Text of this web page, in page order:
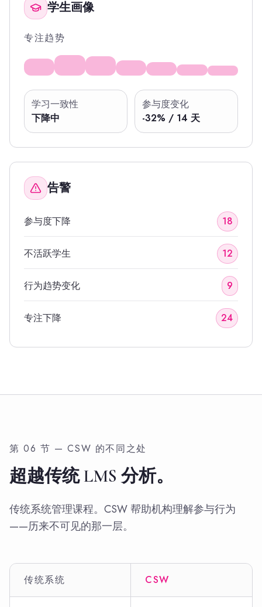
学生画像
专注趋势
学习一致性
下降中
参与度变化
-32% / 14 天
告警
参与度下降 18
不活跃学生 12
行为趋势变化 9
专注下降 24
第 06 节 — CSW 的不同之处
超越传统 LMS 分析。
传统系统管理课程。CSW 帮助机构理解参与行为
——历来不可见的那一层。
传统系统 CSW